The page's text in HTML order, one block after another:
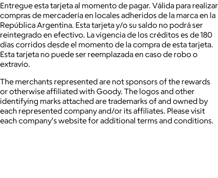
Entregue esta tarjeta al momento de pagar. Válida para realizar
compras de mercadería en locales adheridos de la marca en la
República Argentina. Esta tarjeta y/o su saldo no podrá ser
reintegrado en efectivo. La vigencia de los créditos es de 180
días corridos desde el momento de la compra de esta tarjeta.
Esta tarjeta no puede ser reemplazada en caso de robo o
extravío.
The merchants represented are not sponsors of the rewards
or otherwise affiliated with Goody. The logos and other
identifying marks attached are trademarks of and owned by
each represented company and/or its affiliates. Please visit
each company's website for additional terms and conditions.